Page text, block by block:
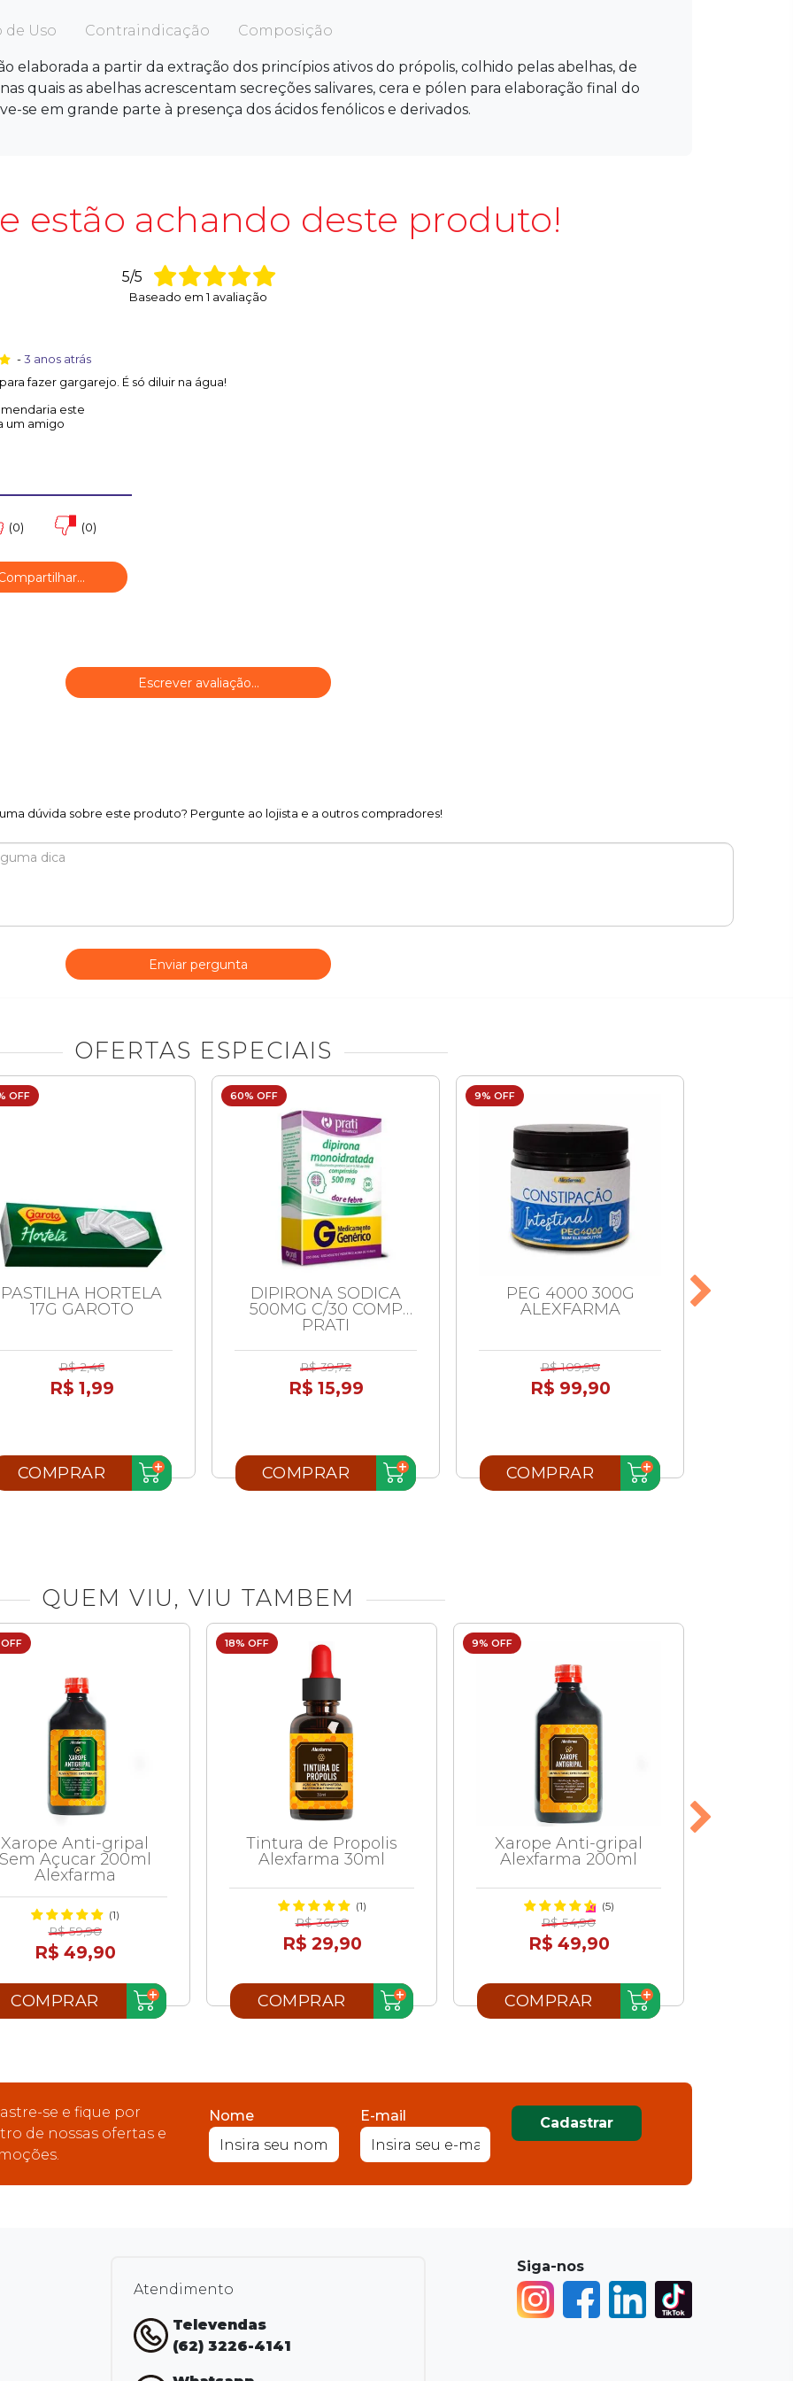
de Uso Contraindicação Composição
elaborada a partir da extração dos princípios ativos do própolis, colhido pelas abelhas, de
quais as abelhas acrescentam secreções salivares, cera e pólen para elaboração final do
se em grande parte à presença dos ácidos fenólicos e derivados.
estão achando deste produto!
5/5
Baseado em1 avaliação
-3 anos atrás
fazer gargarejo. É só diluir na água!
este
um amigo
(0) (0)
Escrever avaliação...
dúvida sobre este produto? Pergunte ao lojista e a outros compradores!
Enviar pergunta
OFERTAS ESPECIAIS
OFF
PASTILHA HORTELA
17G GAROTO
R$ 2,46
R$ 1,99
COMPRAR
60% OFF
DIPIRONA SODICA
500MG C/30 COMP
PRATI
R$ 39,72
R$ 15,99
COMPRAR
9% OFF
PEG 4000 300G
ALEXFARMA
R$ 109,90
R$ 99,90
COMPRAR
QUEM VIU, VIU TAMBEM
Xarope Anti-gripal
Sem Açucar 200ml
Alexfarma
(1)
R$ 59,90
R$ 49,90
COMPRAR
18% OFF
Tintura de Propolis
Alexfarma 30ml
(1)
R$ 36,90
R$ 29,90
COMPRAR
9% OFF
Xarope Anti-gripal
Alexfarma 200ml
(5)
R$ 54,90
R$ 49,90
COMPRAR
se e fique por
de nossas ofertas e
Nome E-mail Cadastrar
Atendimento
Televendas
(62) 3226-4141
Siga-nos